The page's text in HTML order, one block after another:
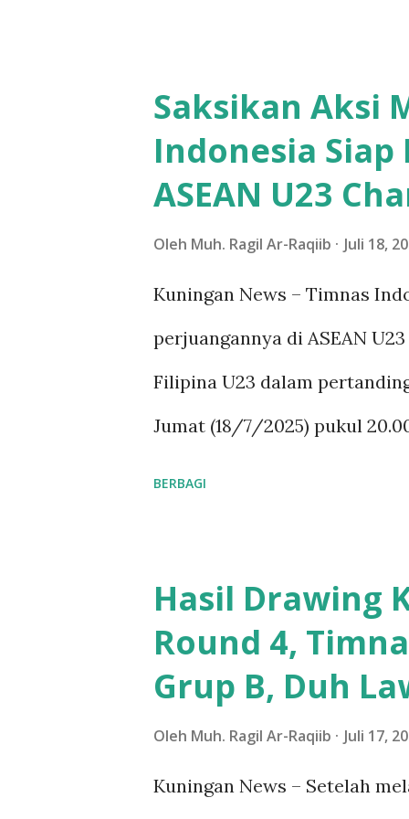
serta masyarakat setempat.
menjadi tidak terkendali,
dan terinjak-injak saat
kabar mengenai insiden
menyebutkan segera menuju
kepada keluarga korban dan
suasana duka, KDM
yang tidak diinginkan ini.
Saksikan Aksi
Indonesia
ASEAN U23
Oleh Muh. Ragil Ar-Raqiib Juli 18,
Kuningan News – Timnas
perjuangannya di ASEAN
Filipina U23 dalam
Jumat (18/7/2025) pukul
pukul 20:00 WIB dan
penggemar sepak bola
melalui situs resmi
dipenuhi oleh pendukung
dukungan luar biasa. Dalam
BERBAGI
Hasil Drawing
Round 4,
Grup B, Duh
Oleh Muh. Ragil Ar-Raqiib Juli 17,
Kuningan News – Setelah